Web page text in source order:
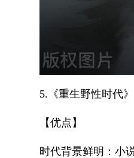
5.《重生野性时代
【优点】
时代背景鲜明：小